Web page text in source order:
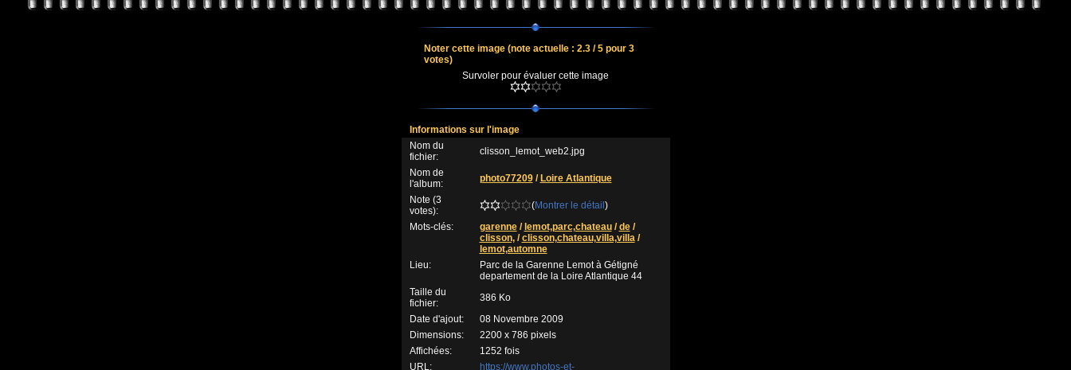
Noter cette image (note actuelle : 2.3 / 5 pour 3
votes)
Survoler pour évaluer cette image
Informations sur l'image
Nom du
fichier:
clisson_lemot_web2.jpg
Nom de
l'album:
photo77209/ Loire Atlantique
Note (3
votes):
(Montrer le détail )
Mots-clés:
garenne/ lemot,parc,chateau/de/
clisson,/clisson,chateau,villa,villa/
lemot,automne
Lieu:
Parc de la Garenne Lemot à Gétigné
departement de la Loire Atlantique 44
Taille du
fichier:
386 Ko
Date d'ajout:
08 Novembre 2009
Dimensions:
2200 x 786 pixels
Affichées:
1252 fois
URL:
https://www.photos-et-